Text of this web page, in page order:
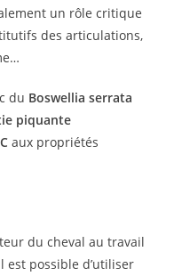
un rôle critique
des articulations,
du Boswellia serrata
piquante
aux propriétés
du cheval au travail
est possible d’utiliser